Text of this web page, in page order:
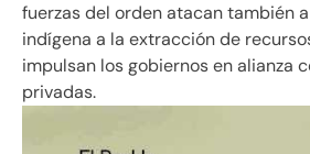
fuerzas del orden atacan también
indígena a la extracción de
impulsan los gobiernos en alianza
privadas.